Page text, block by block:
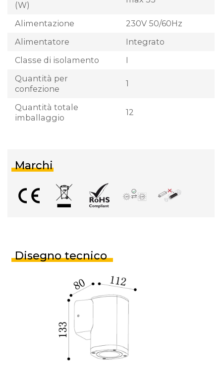
(W)
Alimentazione
230V 50/60Hz
Alimentatore
Integrato
Classe di isolamento
I
Quantità per
confezione
1
Quantità totale
imballaggio
12
Marchi
Disegno tecnico